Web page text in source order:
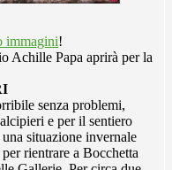
immagini!
Achille Papa aprirà per la
senza problemi,
e per il sentiero
situazione invernale
rientrare a Bocchetta